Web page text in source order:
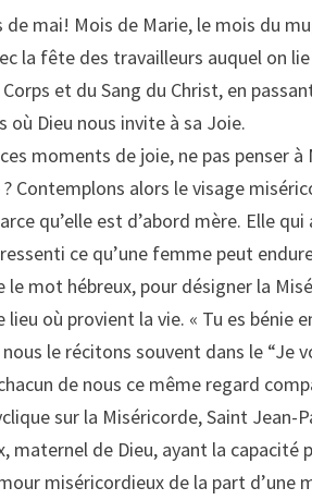
de mai! Mois de Marie, le mois du
la fête des travailleurs auquel on
et du Sang du Christ, en
où Dieu nous invite à sa Joie.
moments de joie, ne pas penser
Contemplons alors le visage
qu’elle est d’abord mère. Elle
ce qu’une femme peut
le mot hébreux, pour désigner la
lieu où provient la vie. « Tu es
le récitons souvent dans le “Je
de nous ce même regard
sur la Miséricorde, Saint Jean-
maternel de Dieu, ayant la
miséricordieux de la part d’une